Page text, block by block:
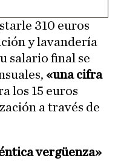
310 euros
y lavandería
salario final se
«una cifra
los 15 euros
a través de
vergüenza»